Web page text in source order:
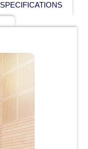
SPECIFICATIONS